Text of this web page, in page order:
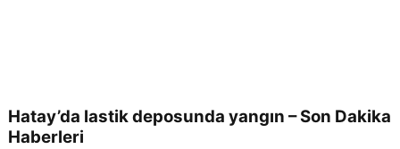
Hatay’da lastik deposunda yangın – Son Dakika
Haberleri